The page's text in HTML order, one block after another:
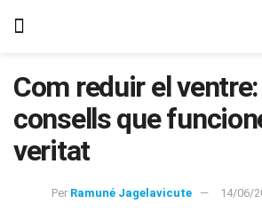
Com reduir el
consells que
veritat
Per Ramuné Jagelavicute 14/06/